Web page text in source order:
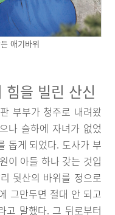
애기바위
을 빌린 산신
부부가 청주로 내려왔
나 슬하에 자녀가 없었
돕게 되었다. 도사가 부
이 아들 하나 갖는 것입
뒷산의 바위를 정으로
그만두면 절대 안 되고
고 말했다. 그 뒤로부터